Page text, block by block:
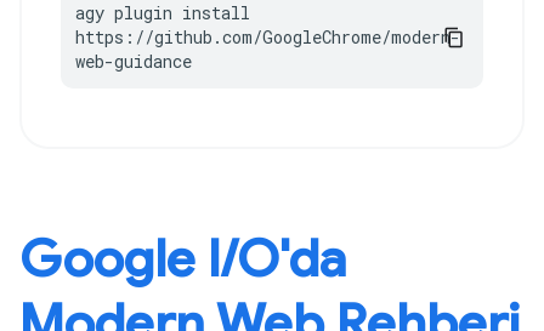
agy plugin install
https://github.com/GoogleChrome/modern-
web-guidance
Google I / O'da